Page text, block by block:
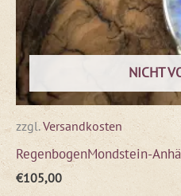
NICHT
zzgl.Versandkosten
RegenbogenMondstein-
€105,00